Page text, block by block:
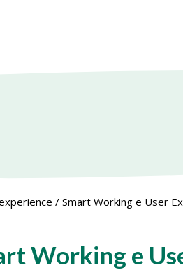
/ Smart Working e User
Working e